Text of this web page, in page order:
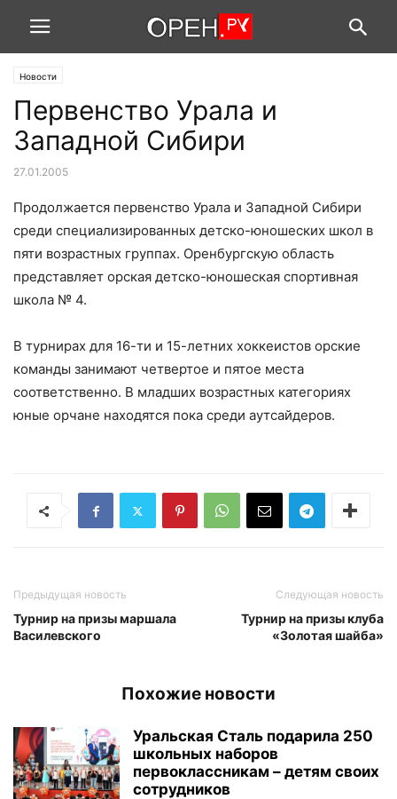
Новости
Первенство Урала и
Западной Сибири
27.01.2005
Продолжается первенство Урала и Западной Сибири
среди специализированных детско-юношеских школ в
пяти возрастных группах. Оренбургскую область
представляет орская детско-юношеская спортивная
школа № 4.
В турнирах для 16-ти и 15-летних хоккеистов орские
команды занимают четвертое и пятое места
соответственно. В младших возрастных категориях
юные орчане находятся пока среди аутсайдеров.
Предыдущая новость
Турнир на призы маршала
Василевского
Следующая новость
Турнир на призы клуба
«Золотая шайба»
Похожие новости
Уральская Сталь подарила 250
школьных наборов
первоклассникам – детям своих
сотрудников